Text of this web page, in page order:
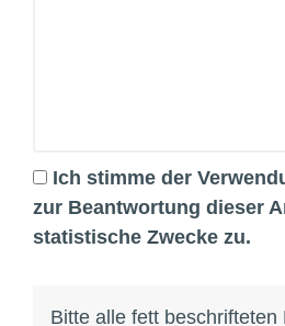
Ich stimme der
zur Beantwortung dieser
statistische Zwecke zu.
Bitte alle fett beschrifteten